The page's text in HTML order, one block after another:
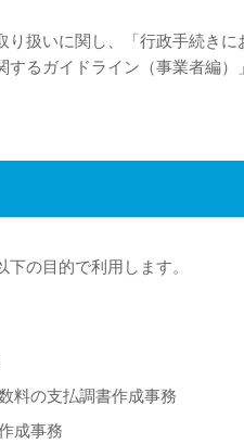
扱いに関し、「行政手続き
するガイドライン（事業者編
の目的で利用します。
料の支払調書作成事務
成事務